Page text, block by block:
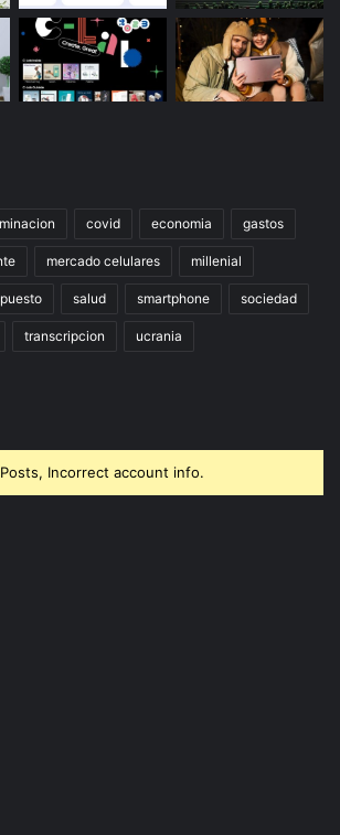
covid economia gastos
mercado celulares millenial
salud smartphone sociedad
transcripcion ucrania
Incorrect account info.